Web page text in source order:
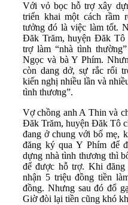
Với vỏ bọc hỗ trợ xây
triển khai một cách rầm
tưởng đó là việc làm tốt.
Đăk Trăm, huyện Đăk Tô
trợ làm “nhà tình
Ngọc và bà Y Phím.
còn dang dở, sự rắc rối
kiến nghị nhiều lần và
tình thương”.
Vợ chồng anh A Thin và
Đăk Trăm, huyện Đăk Tô
đang ở chung với bố mẹ,
đăng ký qua Y Phím để
dựng nhà tình thương thì
để được hỗ trợ. Khi
nhận 5 triệu đồng tiền
đồng. Nhưng sau đó đổ
Giờ đòi lại tiền cũng khó